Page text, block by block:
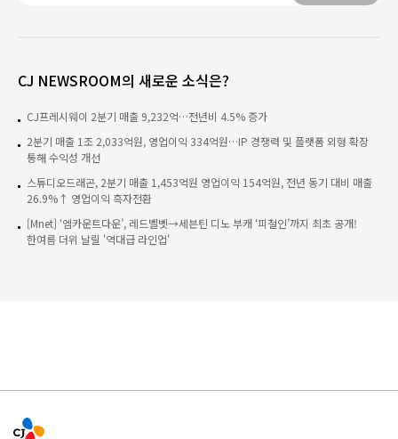
CJ NEWSROOM의 새로운 소식은?
CJ프레시웨이 2분기 매출 9,232억…전년비 4.5% 증가
2분기 매출 1조 2,033억원, 영업이익 334억원…IP 경쟁력 및 플랫폼 외형 확장
통해 수익성 개선
스튜디오드래곤, 2분기 매출 1,453억원 영업이익 154억원, 전년 동기 대비 매출
26.9%↑ 영업이익 흑자전환
[Mnet] ‘엠카운트다운’, 레드벨벳→세븐틴 디노 부캐 ‘피철인’까지 최초 공개!
한여름 더위 날릴 '역대급 라인업'